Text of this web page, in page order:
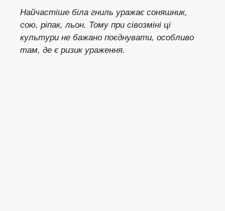
Найчастіше біла гниль уражає соняшник,
сою, ріпак, льон. Тому при сівозміні ці
культури не бажано поєднувати, особливо
там, де є ризик ураження.